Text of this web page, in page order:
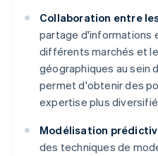
Collaboration entre
partage d'informations
différents marchés et
géographiques au sein
permet d'obtenir des
expertise plus
Modélisation
des techniques de